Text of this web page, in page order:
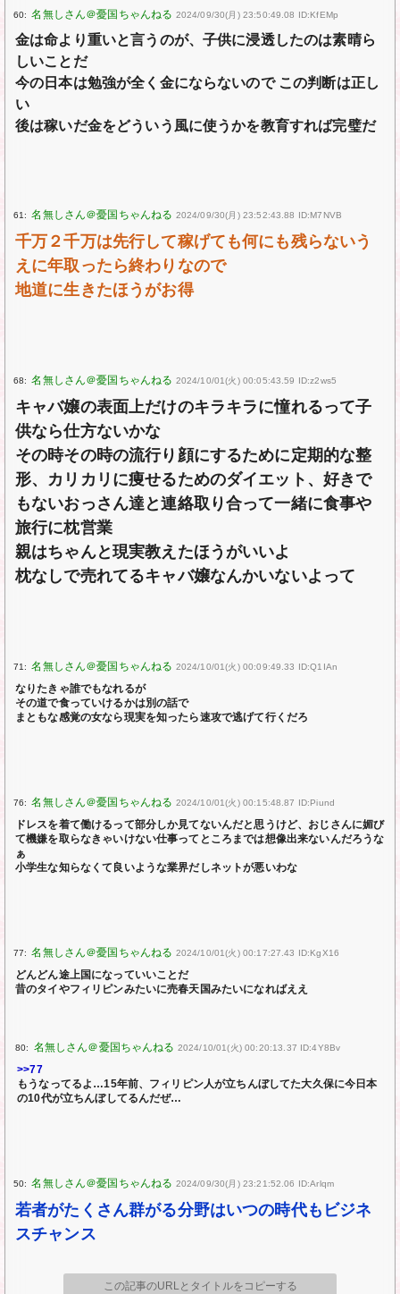
60: 2024/09/30(月) 23:50:49.08 ID:KfEMp
金は命より重いと言うのが、子供に浸透したのは素晴ら
しいことだ
今の日本は勉強が全く金にならないので この判断は正し
い
後は稼いだ金をどういう風に使うかを教育すれば完璧だ
61: 2024/09/30(月) 23:52:43.88 ID:M7NVB
千万２千万は先行して稼げても何にも残らないう
えに年取ったら終わりなので
地道に生きたほうがお得
68: 2024/10/01(火) 00:05:43.59 ID:z2ws5
キャバ嬢の表面上だけのキラキラに憧れるって子
供なら仕方ないかな
その時その時の流行り顔にするために定期的な整
形、カリカリに痩せるためのダイエット、好きで
もないおっさん達と連絡取り合って一緒に食事や
旅行に枕営業
親はちゃんと現実教えたほうがいいよ
枕なしで売れてるキャバ嬢なんかいないよって
71: 2024/10/01(火) 00:09:49.33 ID:Q1IAn
なりたきゃ誰でもなれるが
その道で食っていけるかは別の話で
まともな感覚の女なら現実を知ったら速攻で逃げて行くだろ
76: 2024/10/01(火) 00:15:48.87 ID:Piund
ドレスを着て働けるって部分しか見てないんだと思うけど、おじさんに媚び
て機嫌を取らなきゃいけない仕事ってところまでは想像出来ないんだろうな
ぁ
小学生な知らなくて良いような業界だしネットが悪いわな
77: 2024/10/01(火) 00:17:27.43 ID:KgX16
どんどん途上国になっていいことだ
昔のタイやフィリピンみたいに売春天国みたいになればええ
80: 2024/10/01(火) 00:20:13.37 ID:4Y8Bv
>>77
もうなってるよ…15年前、フィリピン人が立ちんぼしてた大久保に今日本
の10代が立ちんぼしてるんだぜ…
50: 2024/09/30(月) 23:21:52.06 ID:Arlqm
若者がたくさん群がる分野はいつの時代もビジネ
スチャンス
この記事のURLとタイトルをコピーする